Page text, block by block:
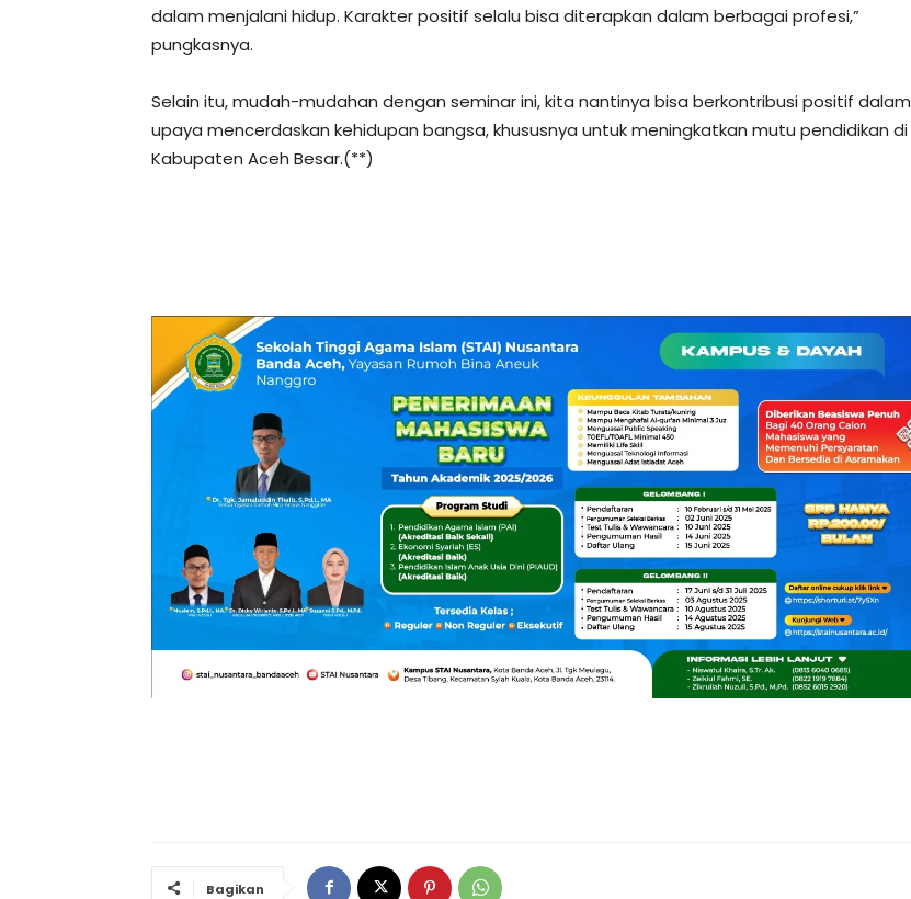
dalam menjalani hidup. Karakter positif selalu bisa diterapkan dalam berbagai profesi,”
pungkasnya.
Selain itu, mudah-mudahan dengan seminar ini, kita nantinya bisa berkontribusi positif dalam
upaya mencerdaskan kehidupan bangsa, khususnya untuk meningkatkan mutu pendidikan di
Kabupaten Aceh Besar.(**)
Bagikan